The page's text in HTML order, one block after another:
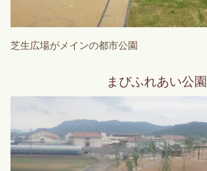
芝生広場がメインの都市公園
まびふれあい公園